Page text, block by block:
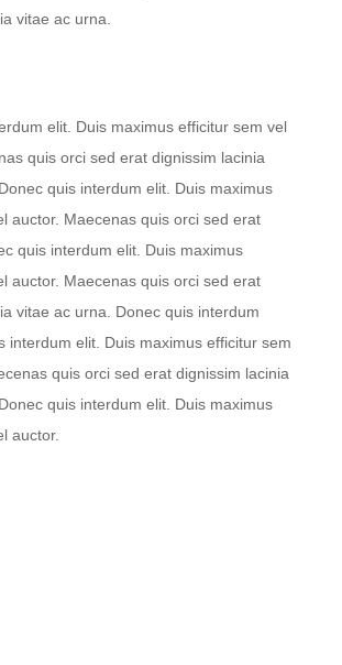
vitae ac urna.
elit. Duis maximus efficitur sem vel
quis orci sed erat dignissim lacinia
quis interdum elit. Duis maximus
auctor. Maecenas quis orci sed erat
quis interdum elit. Duis maximus
auctor. Maecenas quis orci sed erat
vitae ac urna. Donec quis interdum
interdum elit. Duis maximus efficitur sem
quis orci sed erat dignissim lacinia
quis interdum elit. Duis maximus
auctor.